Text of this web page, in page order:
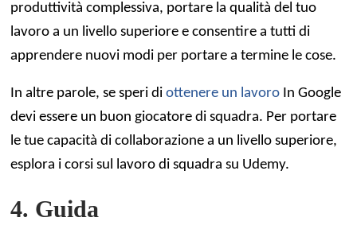
produttività complessiva, portare la qualità del tuo
lavoro a un livello superiore e consentire a tutti di
apprendere nuovi modi per portare a termine le cose.
In altre parole, se speri di ottenere un lavoroIn Google
devi essere un buon giocatore di squadra. Per portare
le tue capacità di collaborazione a un livello superiore,
esplora i corsi sul lavoro di squadra su Udemy.
4. Guida